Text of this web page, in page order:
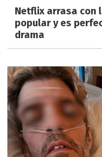
Netflix arrasa con
popular y es
drama